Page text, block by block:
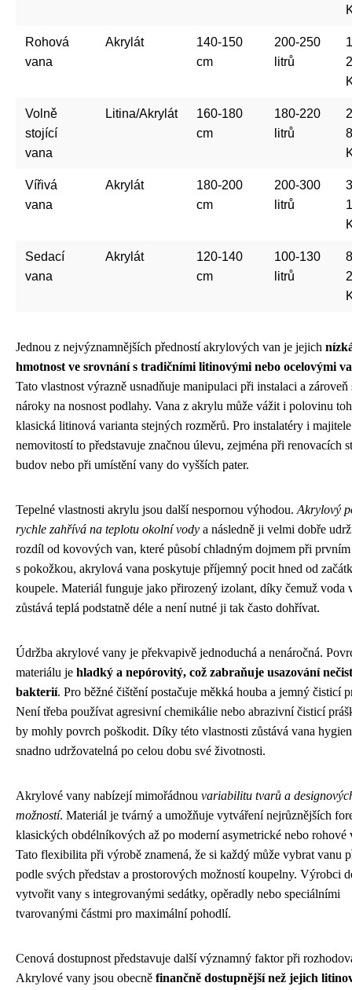
Rohová
vana
Akrylát
140-150
cm
200-250
litrů
Volně
stojící
vana
Litina/Akrylát
160-180
cm
180-220
litrů
Vířivá
vana
Akrylát
180-200
cm
200-300
litrů
Sedací
vana
Akrylát
120-140
cm
100-130
litrů
Jednou z nejvýznamnějších předností akrylových van je jejich
hmotnost ve srovnání s tradičními litinovými nebo ocelovými
Tato vlastnost výrazně usnadňuje manipulaci při instalaci a zároveň
nároky na nosnost podlahy. Vana z akrylu může vážit i polovinu
klasická litinová varianta stejných rozměrů. Pro instalatéry i majitele
nemovitostí to představuje značnou úlevu, zejména při renovacích
budov nebo při umístění vany do vyšších pater.
Tepelné vlastnosti akrylu jsou další nespornou výhodou. Akrylový
rychle zahřívá na teplotu okolní vody a následně ji velmi dobře
rozdíl od kovových van, které působí chladným dojmem při
s pokožkou, akrylová vana poskytuje příjemný pocit hned od
koupele. Materiál funguje jako přirozený izolant, díky čemuž voda
zůstává teplá podstatně déle a není nutné ji tak často dohřívat.
Údržba akrylové vany je překvapivě jednoduchá a nenáročná.
materiálu je hladký a nepórovitý, což zabraňuje usazování
bakterií. Pro běžné čištění postačuje měkká houba a jemný čisticí
Není třeba používat agresivní chemikálie nebo abrazivní čisticí
by mohly povrch poškodit. Díky této vlastnosti zůstává vana
snadno udržovatelná po celou dobu své životnosti.
Akrylové vany nabízejí mimořádnou variabilitu tvarů a
možností. Materiál je tvárný a umožňuje vytváření nejrůznějších
klasických obdélníkových až po moderní asymetrické nebo rohové
Tato flexibilita při výrobě znamená, že si každý může vybrat vanu
podle svých představ a prostorových možností koupelny. Výrobci
vytvořit vany s integrovanými sedátky, opěradly nebo speciálními
tvarovanými částmi pro maximální pohodlí.
Cenová dostupnost představuje další významný faktor při
Akrylové vany jsou obecně finančně dostupnější než jejich